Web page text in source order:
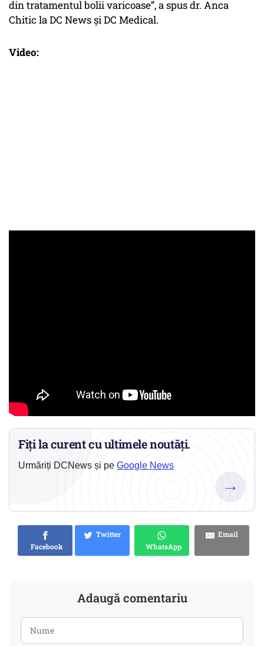
din tratamentul bolii varicoase”, a spus dr. Anca
Chitic la DC News și DC Medical.
Video:
Fiți la curent cu ultimele noutăți.
Urmăriți DCNews și pe Google News
→
Facebook
Twitter
WhatsApp
Email
Adaugă comentariu